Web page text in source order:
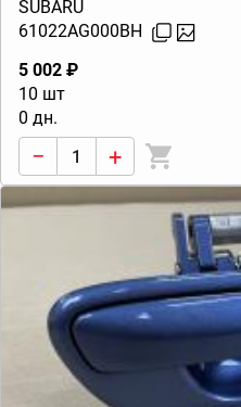
SUBARU
61022AG000BH
5 002 ₽
10 шт
0 дн.
− +